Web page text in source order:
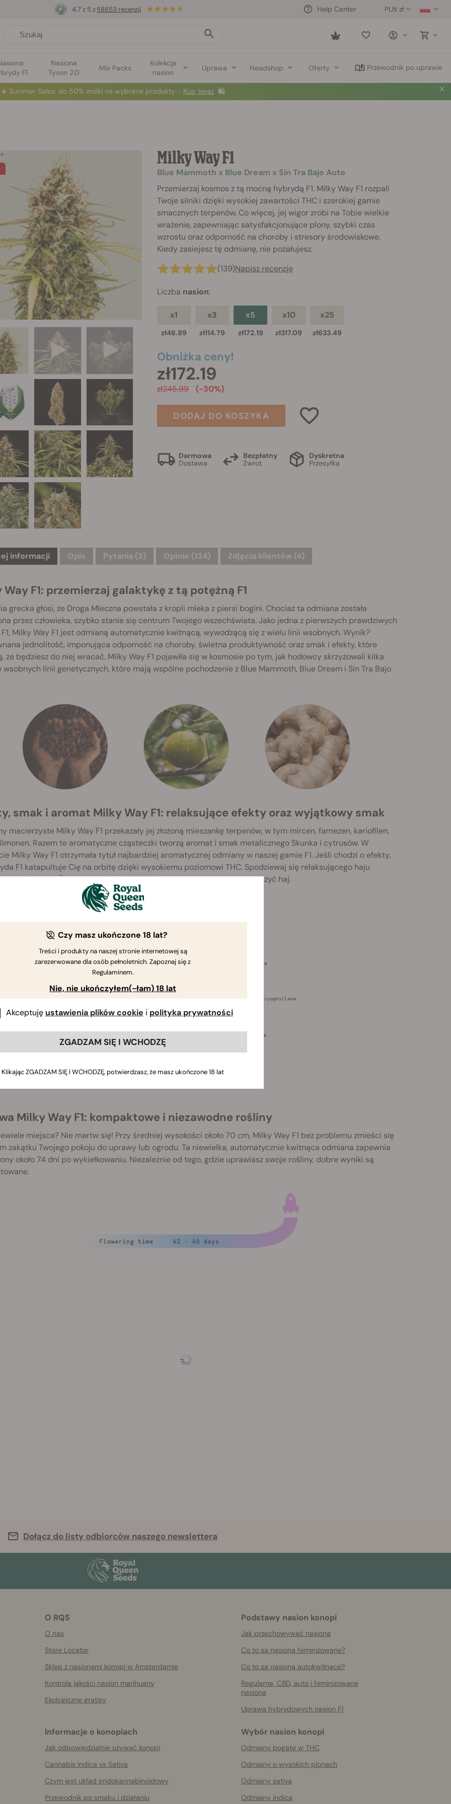
PLN zł
Help Center
Saved
F1
Nasiona
Tyson 2.0
Mix Packs
Kolekcja
nasion
Uprawa Headshop Oferty Przewodnik po uprawie
4.7 z 5 z58653 recenzji
☀️ Summer Sales: do 50% zniżki na wybrane produkty ⏤ Kup teraz 🛍️
Milky Way F1
Blue Mammoth x Blue Dream x Sin Tra Bajo Auto
Przemierzaj kosmos z tą mocną hybrydą F1. Milky Way F1 rozpali
Twoje silniki dzięki wysokiej zawartości THC i szerokiej gamie
smacznych terpenów. Co więcej, jej wigor zrobi na Tobie wielkie
wrażenie, zapewniając satysfakcjonujące plony, szybki czas
wzrostu oraz odporność na choroby i stresory środowiskowe.
Kiedy zasiejesz tę odmianę, nie pożałujesz.
(139)Napisz recenzję
Liczba nasion:
x1
zł46.89
x3
zł114.79
x5
zł172.19
x10
zł317.09
x25
zł633.49
Obniżka ceny!
zł172.19
zł245.99 (-30%)
DODAJ DO KOSZYKA
Darmowa
Dostawa
Bezpłatny
Zwrot
Dyskretna
Przesyłka
informacji Opis Pytania (3) Opinie (134) Zdjęcia klientów (4)
F1: przemierzaj galaktykę z tą potężną F1
grecka głosi, że Droga Mleczna powstała z kropli mleka z piersi bogini. Chociaż ta odmiana została
przez człowieka, szybko stanie się centrum Twojego wszechświata. Jako jedna z pierwszych prawdziwych
Milky Way F1 jest odmianą automatycznie kwitnącą, wywodzącą się z wielu linii wsobnych. Wynik?
jednolitość, imponująca odporność na choroby, świetna produktywność oraz smak i efekty, które
że będziesz do niej wracać. Milky Way F1 pojawiła się w kosmosie po tym, jak hodowcy skrzyżowali kilka
wsobnych linii genetycznych, które mają wspólne pochodzenie z Blue Mammoth, Blue Dream i Sin Tra Bajo
smak i aromat Milky Way F1: relaksujące efekty oraz wyjątkowy smak
macierzyste Milky Way F1 przekazały jej złożoną mieszankę terpenów, w tym mircen, farnezen, kariofilen,
Razem te aromatyczne cząsteczki tworzą aromat i smak metalicznego Skunka i cytrusów. W
Milky Way F1 otrzymała tytuł najbardziej aromatycznej odmiany w naszej gamie F1. Jeśli chodzi o efekty,
F1 katapultuje Cię na orbitę dzięki wysokiemu poziomowi THC. Spodziewaj się relaksującego haju
na wieczory. Śladowe poziomy CBG i kojące terpeny pomogą ograniczyć haj.
Milky Way F1: kompaktowe i niezawodne rośliny
miejsca? Nie martw się! Przy średniej wysokości około 70 cm, Milky Way F1 bez problemu zmieści się
zakątku Twojego pokoju do uprawy lub ogrodu. Ta niewielka, automatycznie kwitnąca odmiana zapewnia
około 74 dni po wykiełkowaniu. Niezależnie od tego, gdzie uprawiasz swoje rośliny, dobre wyniki są
Dołącz do listy odbiorców naszego newslettera
O RQS
O nas
Store Locator
Sklep z nasionami konopi w Amsterdamie
Kontrola jakości nasion marihuany
Ekologiczne gratisy
Podstawy nasion konopi
Jak przechowywać nasiona
Co to są nasiona feminizowane?
Co to są nasiona autokwitnące?
Regularne, CBD, auto i feminizowane
nasiona
Uprawa hybrydowych nasion F1
Informacje o konopiach
Jak odpowiedzialnie używać konopi
Cannabis Indica vs Sativa
Czym jest układ endokannabinoidowy
Przewodnik po smaku i działaniu
Wybór nasion konopi
Odmiany bogate w THC
Odmiany o wysokich plonach
Odmiany sativa
Odmiany indica
Czy masz ukończone 18 lat?
Treści i produkty na naszej stronie internetowej są
zarezerwowane dla osób pełnoletnich. Zapoznaj się z
Regulaminem.
Nie, nie ukończyłem(-łam) 18 lat
Akceptuję ustawienia plików cookie i polityka prywatności
ZGADZAM SIĘ I WCHODZĘ
Klikając ZGADZAM SIĘ I WCHODZĘ, potwierdzasz, że masz ukończone 18 lat